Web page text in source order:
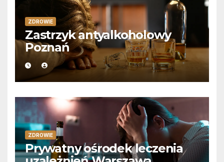
ZDROWIE
Zastrzyk antyalkoholowy
Poznań
ZDROWIE
Prywatny ośrodek leczenia